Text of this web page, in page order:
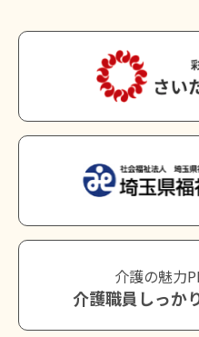
介護の魅力
介護職員しっか